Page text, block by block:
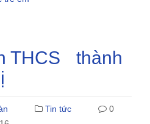
THCS thành
Tin tức
0